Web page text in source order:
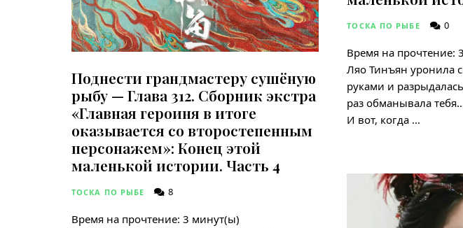
Поднести грандмастеру сушёную
рыбу — Глава 312. Сборник экстра
«Главная героиня в итоге
оказывается со второстепенным
персонажем»: Конец этой
маленькой истории. Часть 4
ТОСКА ПО РЫБЕ 8
Время на прочтение: 3 минут(ы)
ТОСКА ПО РЫБЕ 0
Время на прочтение: 3
Ляо Тинъян уронила
руками и
раз обманывала
И вот, когда …